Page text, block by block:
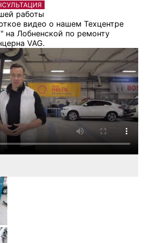
работы
видео о нашем Техцентре
на Лобненской по ремонту
VAG.